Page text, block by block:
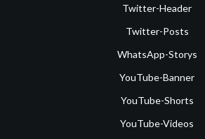
Twitter-Header
Twitter-Posts
WhatsApp-Storys
YouTube-Banner
YouTube-Shorts
YouTube-Videos